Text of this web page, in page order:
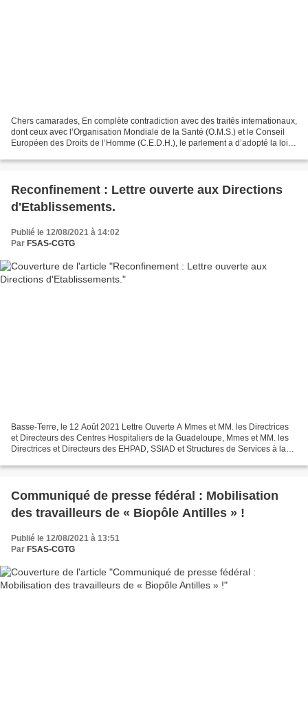
Chers camarades, En complète contradiction avec des traités internationaux,
dont ceux avec l’Organisation Mondiale de la Santé (O.M.S.) et le Conseil
Européen des Droits de l’Homme (C.E.D.H.), le parlement a d’adopté la loi
Reconfinement : Lettre ouverte aux Directions
d'Etablissements.
Publié le 12/08/2021 à 14:02
Par FSAS-CGTG
Basse-Terre, le 12 Août 2021 Lettre Ouverte A Mmes et MM. les Directrices
et Directeurs des Centres Hospitaliers de la Guadeloupe, Mmes et MM. les
Directrices et Directeurs des EHPAD, SSIAD et Structures de Services à la
Communiqué de presse fédéral : Mobilisation
des travailleurs de « Biopôle Antilles » !
Publié le 12/08/2021 à 13:51
Par FSAS-CGTG